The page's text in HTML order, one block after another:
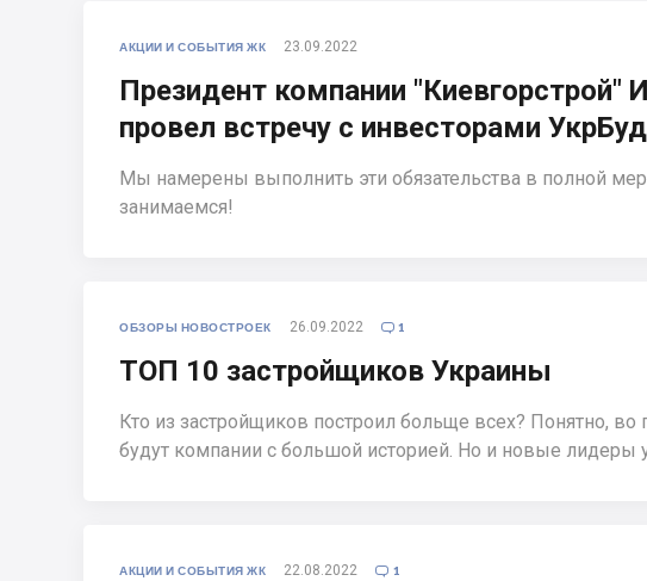
АКЦИИ И СОБЫТИЯ ЖК 23.09.2022
Президент компании "Киевгорстрой"
провел встречу с инвесторами УкрБуд
Мы намерены выполнить эти обязательства в полной
занимаемся!
ОБЗОРЫ НОВОСТРОЕК 26.09.2022  1
ТОП 10 застройщиков Украины
Кто из застройщиков построил больще всех? Понятно, во
будут компании c большой историей. Но и новые
АКЦИИ И СОБЫТИЯ ЖК 22.08.2022  1